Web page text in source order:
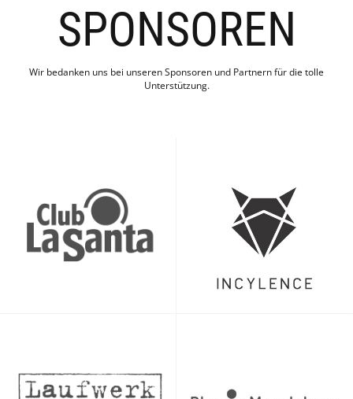
SPONSOREN
Wir bedanken uns bei unseren Sponsoren und Partnern für die tolle
Unterstützung.